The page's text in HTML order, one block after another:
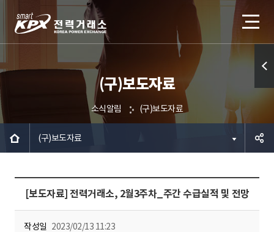
(구)보도자료
소식알림 (구)보도자료
(구)보도자료
기
[보도자료] 전력거래소, 2월3주차_주간 수급실적 및 전망
작성일 2023/02/13 11:23